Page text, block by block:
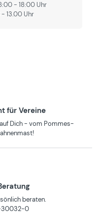
- 18:00 Uhr
13.00 Uhr
für Vereine
Dich - vom Pommes-
beraten.
30032-0